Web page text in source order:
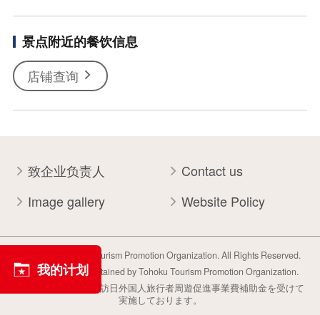
景点附近的餐饮信息
店铺查询
致企业负责人
Contact us
Image gallery
Website Policy
Copyright Tohoku Tourism Promotion Organization. All Rights Reserved.
This website is maintained by Tohoku Tourism Promotion Organization.
当事業は平成30年度訪日外国人旅行者周遊促進事業費補助金を受けて
実施しております。
我的计划